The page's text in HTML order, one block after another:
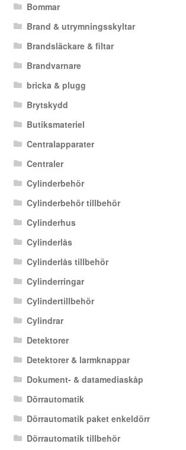
Bommar
Brand & utrymningsskyltar
Brandsläckare & filtar
Brandvarnare
bricka & plugg
Brytskydd
Butiksmateriel
Centralapparater
Centraler
Cylinderbehör
Cylinderbehör tillbehör
Cylinderhus
Cylinderlås
Cylinderlås tillbehör
Cylinderringar
Cylindertillbehör
Cylindrar
Detektorer
Detektorer & larmknappar
Dokument- & datamediaskåp
Dörrautomatik
Dörrautomatik paket enkeldörr
Dörrautomatik tillbehör